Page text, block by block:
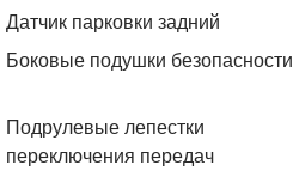
Датчик парковки задний
Боковые подушки безопасности
Подрулевые лепестки
переключения передач